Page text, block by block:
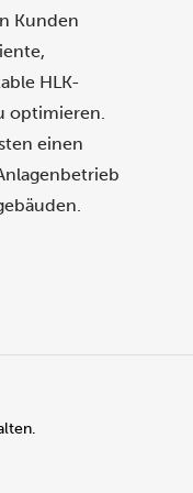
Kunden
HLK-
optimieren.
einen